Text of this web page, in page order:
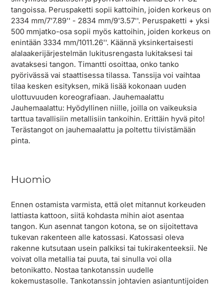
tangoissa. Peruspaketti sopii kattoihin, joiden korkeus on
2334 mm/7'7.89'' - 2834 mm/9'3.57''. Peruspaketti + yksi
500 mmjatko-osa sopii myös kattoihin, joiden korkeus on
enintään 3334 mm/1011.26''. Käännä yksinkertaisesti
alalaakerijärjestelmän lukitusrengasta lukitaksesi tai
avataksesi tangon. Timantti osoittaa, onko tanko
pyörivässä vai staattisessa tilassa. Tanssija voi vaihtaa
tilaa kesken esityksen, mikä lisää kokonaan uuden
ulottuvuuden koreografiaan. Jauhemaalattu
Jauhemaalattu: Hyödyllinen niille, joilla on vaikeuksia
tarttua tavallisiin metallisiin tankoihin. Erittäin hyvä pito!
Terästangot on jauhemaalattu ja poltettu tiivistämään
pinta.
Huomio
Ennen ostamista varmista, että olet mitannut korkeuden
lattiasta kattoon, siitä kohdasta mihin aiot asentaa
tangon. Kun asennat tangon kotona, se on sijoitettava
tukevan rakenteen alle katossasi. Katossasi oleva
rakenne kutsutaan usein palkiksi tai tukirakenteeksii. Ne
voivat olla metallia tai puuta, tai sinulla voi olla
betonikatto. Nostaa tankotanssin uudelle
kokemustasolle. Tankotanssin johtavien asiantuntijoiden